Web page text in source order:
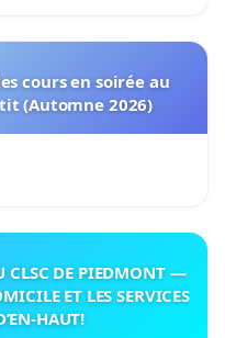
cours en soirée au
(Automne 2026)
CLSC DE PIEDMONT —
ET LES SERVICES
HAUT!